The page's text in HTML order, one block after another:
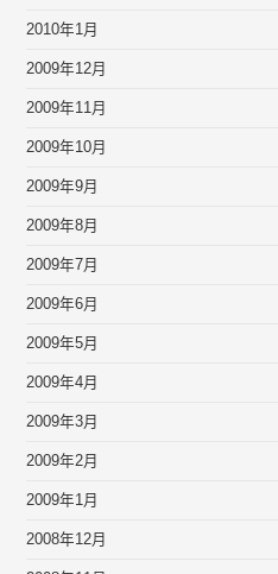
2010年1月
2009年12月
2009年11月
2009年10月
2009年9月
2009年8月
2009年7月
2009年6月
2009年5月
2009年4月
2009年3月
2009年2月
2009年1月
2008年12月